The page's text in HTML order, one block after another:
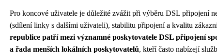
Pro koncové uživatele je důležité zvážit při výběru DSL připojení
(sdílení linky s dalšími uživateli), stabilitu připojení a kvalitu
republice patří mezi významné poskytovatele DSL připojení
a řada menších lokálních poskytovatelů, kteří často nabízejí